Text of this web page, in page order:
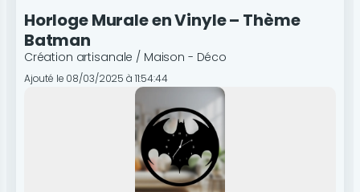
Horloge Murale en Vinyle – Thème
Batman
Création artisanale / Maison - Déco
Ajouté le 08/03/2025 à 11:54:44